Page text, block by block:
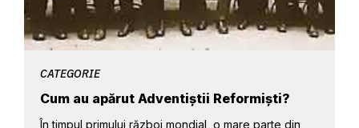
CATEGORIE
Cum au apărut Adventiștii Reformiști?
În timpul primului război mondial, o mare parte din